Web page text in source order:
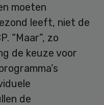
moeten
leeft, niet de
“Maar”, zo
de keuze voor
de